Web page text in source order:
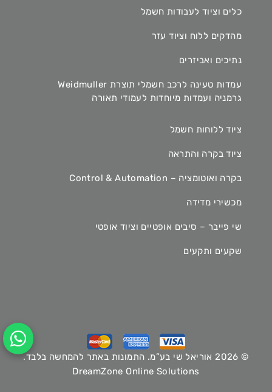
כלים וציוד לעבודות חשמל
מהדקים ללוח וציוד עזר
נתיכים ואביזרים
עמדות טעינה לרכב חשמלי תוצרת Weidmuller
גרמניה ועמדות מיוחדות לעמודי תאורה
ציוד ללוחות חשמל
ציוד בקרה והתראה
בקרה ואוטומציה – Control & Automation
מכשירי מדידה
שי פייבר – סיבים אופטיים וציוד אופטי
שקעים ותקעים
© 2026 אוריאל שי בע”מ. התמונות באתר להמחשה בלבד.
DreamZone Online Solutions